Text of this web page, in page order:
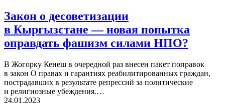
Закон о десоветизации
в Кыргызстане — новая попытка
оправдать фашизм силами НПО?
В Жогорку Кенеш в очередной раз внесен пакет поправок
в закон О правах и гарантиях реабилитированных граждан,
пострадавших в результате репрессий за политические
и религиозные убеждения.…
24.01.2023